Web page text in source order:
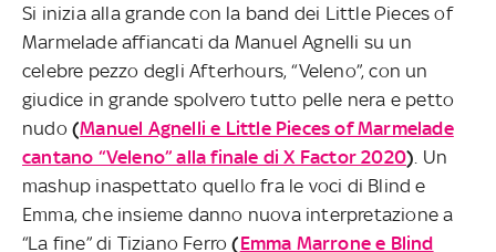
Si inizia alla grande con la band dei Little Pieces of
Marmelade affiancati da Manuel Agnelli su un
celebre pezzo degli Afterhours, “Veleno”, con un
giudice in grande spolvero tutto pelle nera e petto
nudo (Manuel Agnelli e Little Pieces of Marmelade
cantano “Veleno” alla finale di X Factor 2020) . Un
mashup inaspettato quello fra le voci di Blind e
Emma, che insieme danno nuova interpretazione a
“La fine” di Tiziano Ferro(Emma Marrone e Blind